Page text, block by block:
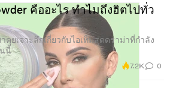
คืออะไร ทำไมถึงฮิตไปทั่ว
คุยเจาะลึกเกี่ยวกับไอเท็มสุดดราม่าที่กำลัง
นี้
7.2K 0